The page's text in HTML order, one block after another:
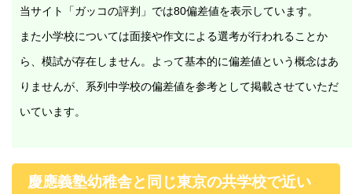
当サイト「ガッコの評判」では80偏差値を表示しています。
また小学校については面接や作文による選考が行われることか
ら、模試が存在しません。よって基本的に偏差値という概念はあ
りませんが、系列中学校の偏差値を参考として掲載させていただ
いています。
慶應義塾幼稚舎と同じ東京の共学校で近い